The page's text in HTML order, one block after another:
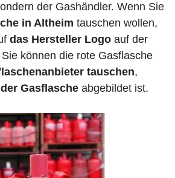
der Gashändler. Wenn Sie
in Altheim tauschen wollen,
das Hersteller Logo auf der
können die rote Gasflasche
tauschen,
Gasflasche abgebildet ist.